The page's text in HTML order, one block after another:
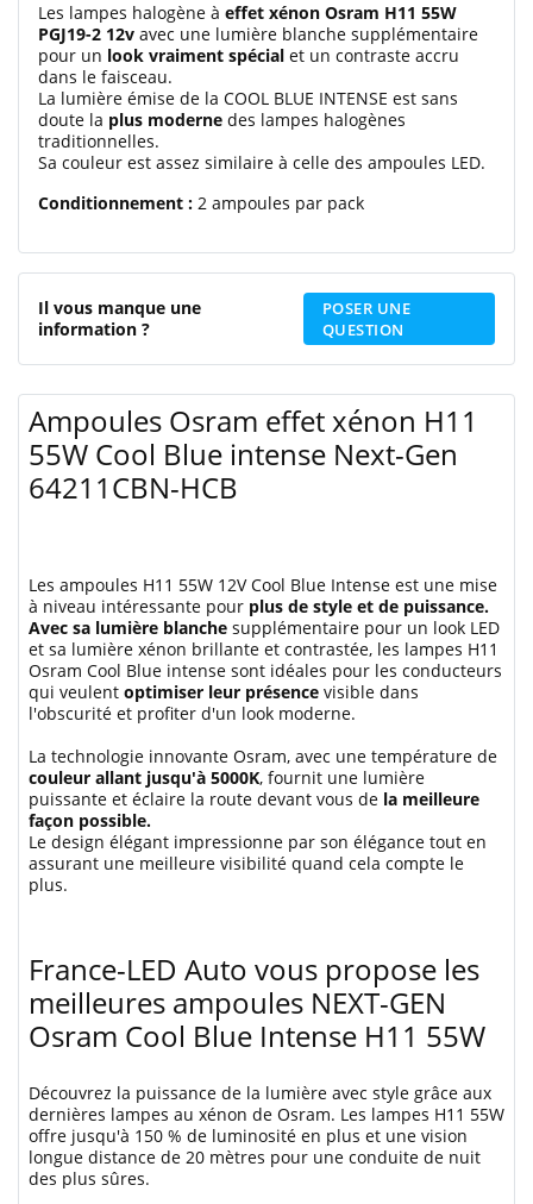
Les lampes halogène à effet xénon Osram H11 55W
PGJ19-2 12v avec une lumière blanche supplémentaire
pour un look vraiment spécial et un contraste accru
dans le faisceau.
La lumière émise de la COOL BLUE INTENSE est sans
doute la plus moderne des lampes halogènes
traditionnelles.
Sa couleur est assez similaire à celle des ampoules LED.
Conditionnement : 2 ampoules par pack
Il vous manque une
information ?
POSER UNE
QUESTION
Ampoules Osram effet xénon H11
55W Cool Blue intense Next-Gen
64211CBN-HCB
Les ampoules H11 55W 12V Cool Blue Intense est une mise
à niveau intéressante pour plus de style et de puissance.
Avec sa lumière blanche supplémentaire pour un look LED
et sa lumière xénon brillante et contrastée, les lampes H11
Osram Cool Blue intense sont idéales pour les conducteurs
qui veulent optimiser leur présence visible dans
l'obscurité et profiter d'un look moderne.
La technologie innovante Osram, avec une température de
couleur allant jusqu'à 5000K, fournit une lumière
puissante et éclaire la route devant vous de la meilleure
façon possible.
Le design élégant impressionne par son élégance tout en
assurant une meilleure visibilité quand cela compte le
plus.
France-LED Auto vous propose les
meilleures ampoules NEXT-GEN
Osram Cool Blue Intense H11 55W
Découvrez la puissance de la lumière avec style grâce aux
dernières lampes au xénon de Osram. Les lampes H11 55W
offre jusqu'à 150 % de luminosité en plus et une vision
longue distance de 20 mètres pour une conduite de nuit
des plus sûres.